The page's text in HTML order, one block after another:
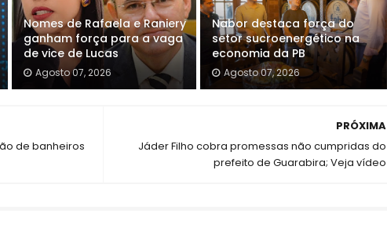
Nomes de Rafaela e Raniery
ganham força para a vaga
de vice de Lucas
Agosto 07, 2026
Nabor destaca força do
setor sucroenergético na
economia da PB
Agosto 07, 2026
PRÓXIMA
Jáder Filho cobra promessas não cumpridas do
prefeito de Guarabira; Veja vídeo
de banheiros